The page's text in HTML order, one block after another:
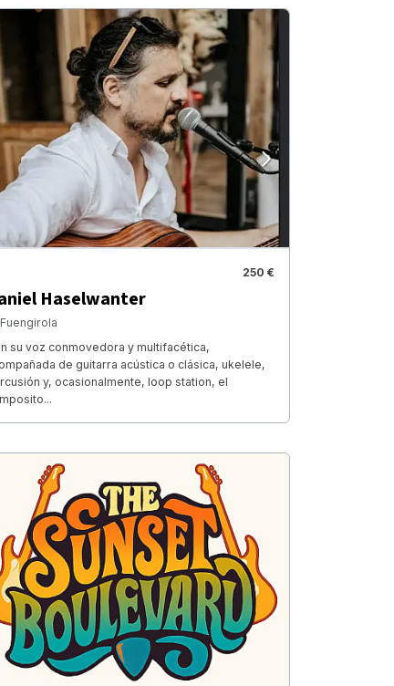
250 €
Haselwanter
Fuengirola
su voz conmovedora y multifacética,
de guitarra acústica o clásica, ukelele,
y, ocasionalmente, loop station, el